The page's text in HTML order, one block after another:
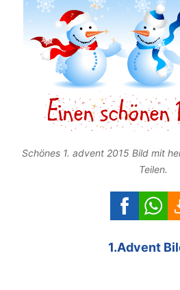
Schönes 1. advent 2015 Bild mit
Teilen.
1.Advent